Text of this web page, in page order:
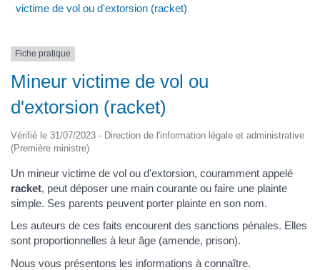
victime de vol ou d'extorsion (racket)
Fiche pratique
Mineur victime de vol ou
d'extorsion (racket)
Vérifié le 31/07/2023 - Direction de l'information légale et administrative
(Première ministre)
Un mineur victime de vol ou d'extorsion, couramment appelé
racket, peut déposer une main courante ou faire une plainte
simple. Ses parents peuvent porter plainte en son nom.
Les auteurs de ces faits encourent des sanctions pénales. Elles
sont proportionnelles à leur âge (amende, prison).
Nous vous présentons les informations à connaître.